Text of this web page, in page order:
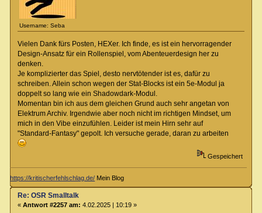
Username: Seba
Vielen Dank fürs Posten, HEXer. Ich finde, es ist ein hervorragender
Design-Ansatz für ein Rollenspiel, vom Abenteuerdesign her zu
denken.
Je komplizierter das Spiel, desto nervtötender ist es, dafür zu
schreiben. Allein schon wegen der Stat-Blocks ist ein 5e-Modul ja
doppelt so lang wie ein Shadowdark-Modul.
Momentan bin ich aus dem gleichen Grund auch sehr angetan von
Elektrum Archiv. Irgendwie aber noch nicht im richtigen Mindset, um
mich in den Vibe einzufühlen. Leider ist mein Hirn sehr auf
"Standard-Fantasy" gepolt. Ich versuche gerade, daran zu arbeiten
Gespeichert
https://kritischerfehlschlag.de/ Mein Blog
Re: OSR Smalltalk
« Antwort #2257 am: 4.02.2025 | 10:19 »